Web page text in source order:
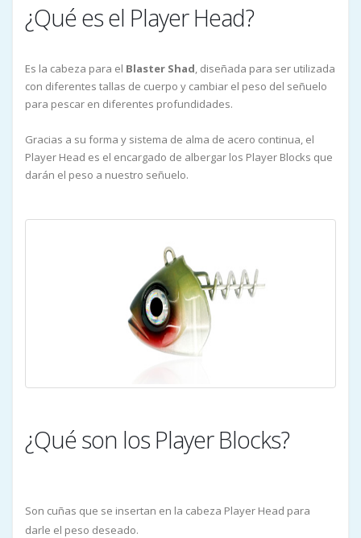
¿Qué es el Player Head?
Es la cabeza para el Blaster Shad, diseñada para ser utilizada
con diferentes tallas de cuerpo y cambiar el peso del señuelo
para pescar en diferentes profundidades.
Gracias a su forma y sistema de alma de acero continua, el
Player Head es el encargado de albergar los Player Blocks que
darán el peso a nuestro señuelo.
¿Qué son los Player Blocks?
Son cuñas que se insertan en la cabeza Player Head para
darle el peso deseado.